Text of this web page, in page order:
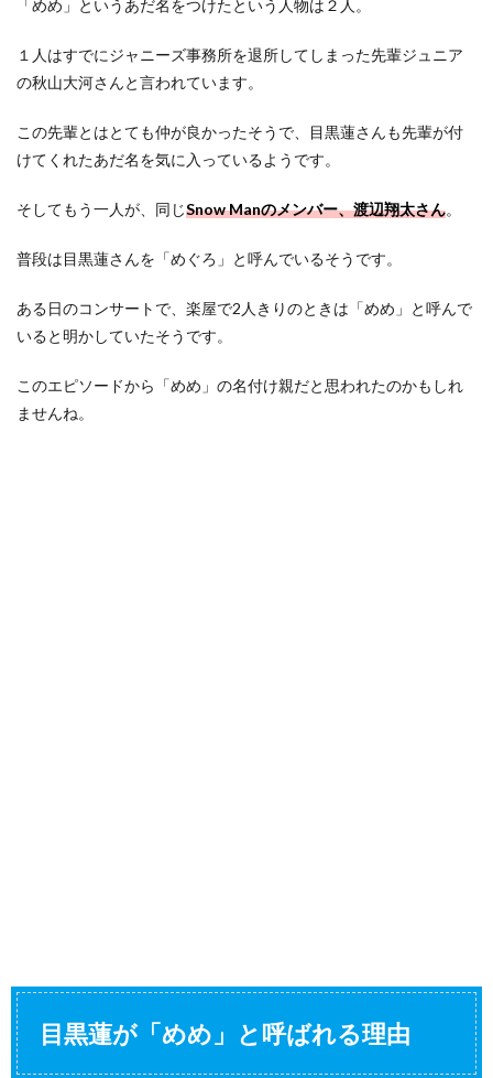
「めめ」というあだ名をつけたという人物は２人。
１人はすでにジャニーズ事務所を退所してしまった先輩ジュニア
の秋山大河さんと言われています。
この先輩とはとても仲が良かったそうで、目黒蓮さんも先輩が付
けてくれたあだ名を気に入っているようです。
そしてもう一人が、同じSnow Manのメンバー、渡辺翔太さん。
普段は目黒蓮さんを「めぐろ」と呼んでいるそうです。
ある日のコンサートで、楽屋で2人きりのときは「めめ」と呼んで
いると明かしていたそうです。
このエピソードから「めめ」の名付け親だと思われたのかもしれ
ませんね。
目黒蓮が「めめ」と呼ばれる理由